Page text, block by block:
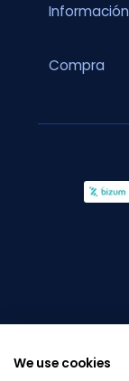
Información
Compra
We use cookies